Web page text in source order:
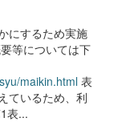
にするため実施
等については下
maikin.html 表
ているため、利
表...